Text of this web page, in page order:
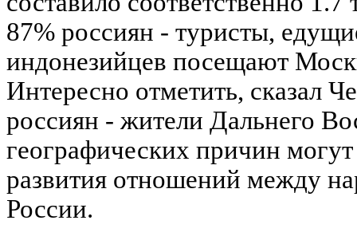
87% россиян - туристы,
индонезийцев посещают
Интересно отметить, сказал
россиян - жители Дальнего
географических причин могут
развития отношений между
России.